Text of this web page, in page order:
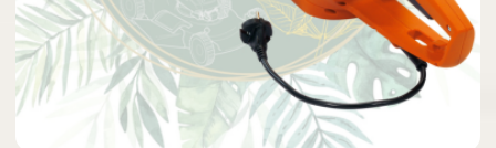
Aperçu rapide